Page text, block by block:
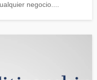
negocio....